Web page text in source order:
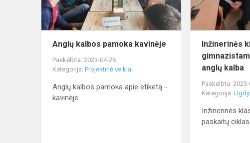
Anglų kalbos pamoka kavinėje
Paskelbta: 2023-04-26
Kategorija: Projektinė veikla
Anglų kalbos pamoka apie etiketą -
kavinėje
Inžinerinės
anglų kalba
Paskelbta:
Kategorija:
Inžinerinės
paskaitų